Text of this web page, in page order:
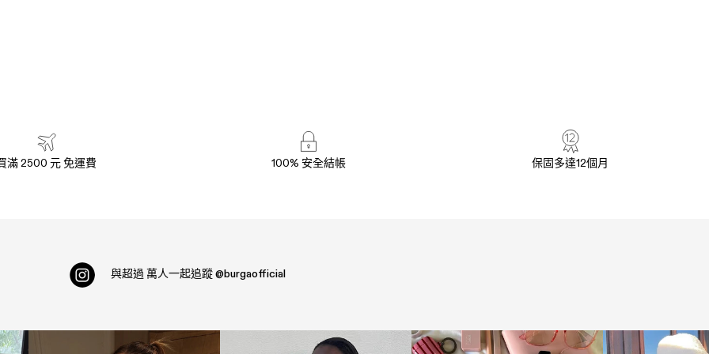
滿 2500 元 免運費 100% 安全結帳 保固多達12個月
與超過 萬人一起追蹤 @burgaofficial